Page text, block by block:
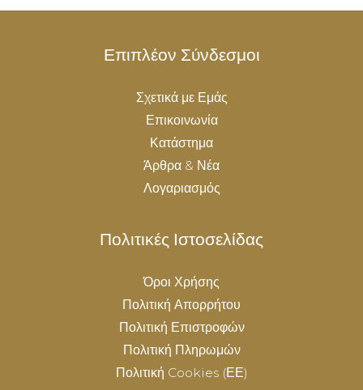
Επιπλέον Σύνδεσμοι
Σχετικά με Εμάς
Επικοινωνία
Κατάστημα
Άρθρα & Νέα
Λογαριασμός
Πολιτικές Ιστοσελίδας
Όροι Χρήσης
Πολιτική Απορρήτου
Πολιτική Επιστροφών
Πολιτική Πληρωμών
Πολιτική Cookies (ΕΕ)